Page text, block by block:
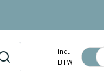
incl.
BTW